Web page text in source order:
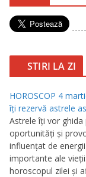
STIRI LA ZI
HOROSCOP 4
îţi rezervă astrele
Astrele îţi vor
oportunităţi şi
influenţat de
importante ale
horoscopul zilei şi